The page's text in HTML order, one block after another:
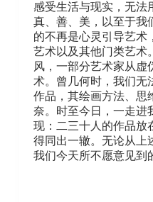
感受生活与现实，无法
真、善、美，以至于我
的不再是心灵引导艺术
艺术以及其他门类艺术
风，一部分艺术家从虚
术。曾几何时，我们无
作品，其绘画方法、思
奈。时至今日，一走进
现：二三十人的作品放
得同出一辙。无论从上
我们今天所不愿意见到